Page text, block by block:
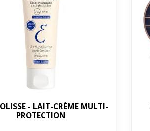
- LAIT-CRÈME MULTI-
PROTECTION